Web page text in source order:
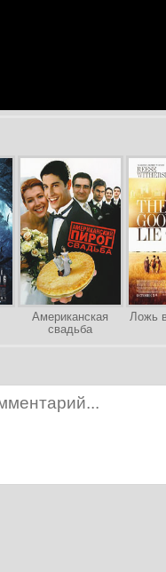
Американская
свадьба
Ложь